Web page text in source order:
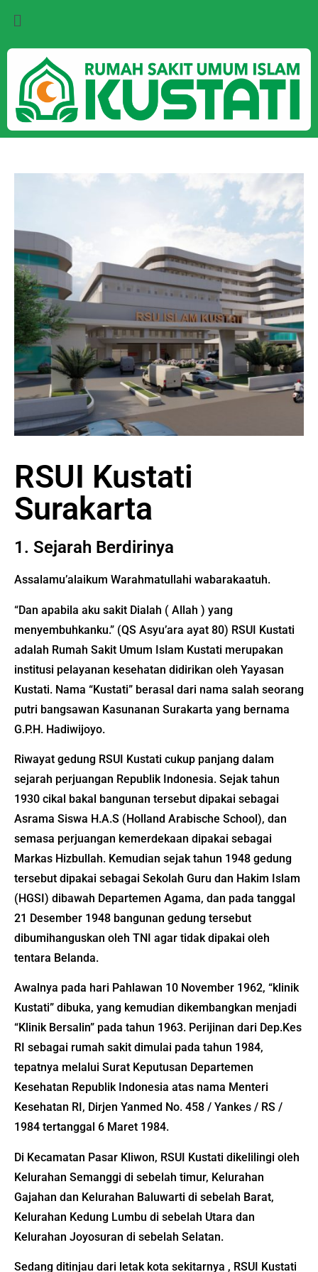
RSUI Kustati
Surakarta
1. Sejarah Berdirinya
Assalamu’alaikum Warahmatullahi wabarakaatuh.
“Dan apabila aku sakit Dialah ( Allah ) yang
menyembuhkanku.” (QS Asyu’ara ayat 80) RSUI Kustati
adalah Rumah Sakit Umum Islam Kustati merupakan
institusi pelayanan kesehatan didirikan oleh Yayasan
Kustati. Nama “Kustati” berasal dari nama salah seorang
putri bangsawan Kasunanan Surakarta yang bernama
G.P.H. Hadiwijoyo.
Riwayat gedung RSUI Kustati cukup panjang dalam
sejarah perjuangan Republik Indonesia. Sejak tahun
1930 cikal bakal bangunan tersebut dipakai sebagai
Asrama Siswa H.A.S (Holland Arabische School), dan
semasa perjuangan kemerdekaan dipakai sebagai
Markas Hizbullah. Kemudian sejak tahun 1948 gedung
tersebut dipakai sebagai Sekolah Guru dan Hakim Islam
(HGSI) dibawah Departemen Agama, dan pada tanggal
21 Desember 1948 bangunan gedung tersebut
dibumihanguskan oleh TNI agar tidak dipakai oleh
tentara Belanda.
Awalnya pada hari Pahlawan 10 November 1962, “klinik
Kustati” dibuka, yang kemudian dikembangkan menjadi
“Klinik Bersalin” pada tahun 1963. Perijinan dari Dep.Kes
RI sebagai rumah sakit dimulai pada tahun 1984,
tepatnya melalui Surat Keputusan Departemen
Kesehatan Republik Indonesia atas nama Menteri
Kesehatan RI, Dirjen Yanmed No. 458 / Yankes / RS /
1984 tertanggal 6 Maret 1984.
Di Kecamatan Pasar Kliwon, RSUI Kustati dikelilingi oleh
Kelurahan Semanggi di sebelah timur, Kelurahan
Gajahan dan Kelurahan Baluwarti di sebelah Barat,
Kelurahan Kedung Lumbu di sebelah Utara dan
Kelurahan Joyosuran di sebelah Selatan.
Sedang ditinjau dari letak kota sekitarnya , RSUI Kustati